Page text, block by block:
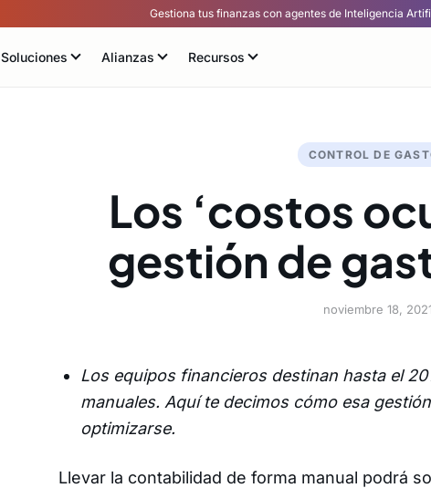
Gestiona tus finanzas con agentes de Inteligencia
Soluciones Alianzas Recursos
CONTROL DE
Los ‘costos
gestión de
noviembre 18, 2021
Los equipos financieros destinan hasta el
manuales. Aquí te decimos cómo esa
optimizarse.
Llevar la contabilidad de forma manual podrá